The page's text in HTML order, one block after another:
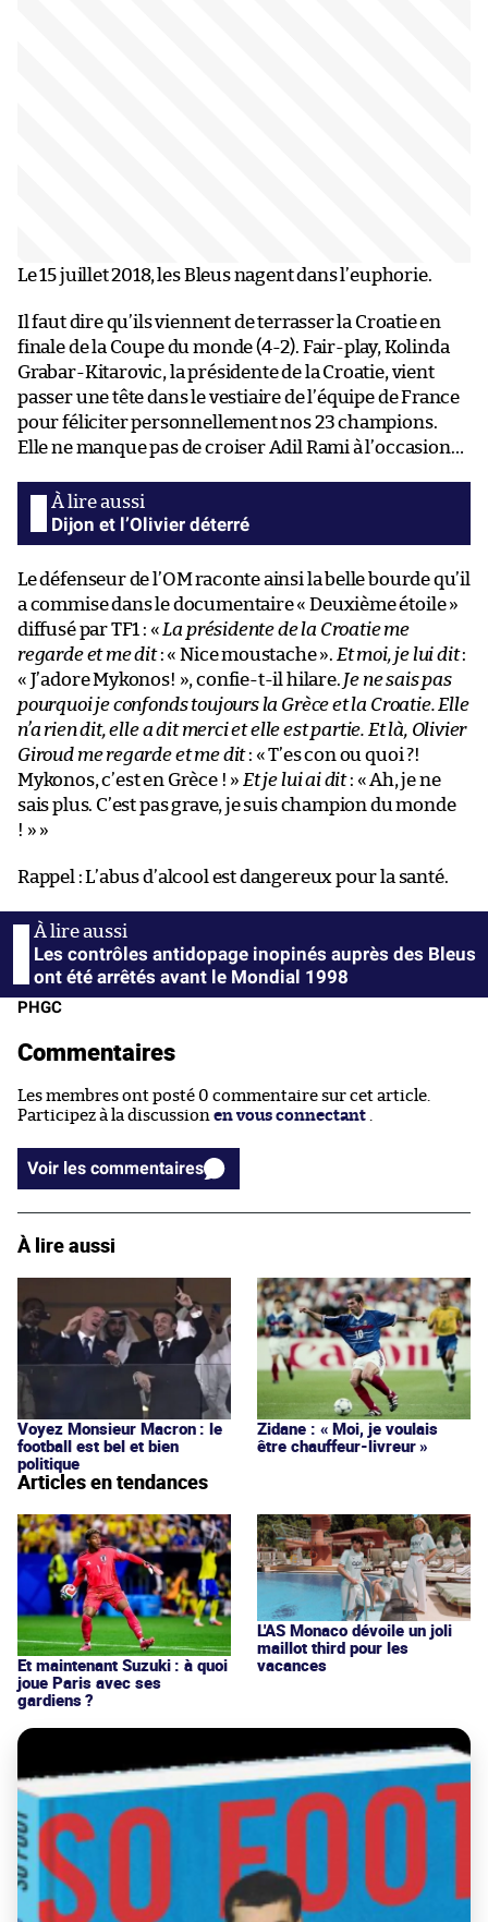
Le 15 juillet 2018, les Bleus nagent dans l’euphorie.
Il faut dire qu’ils viennent de terrasser la Croatie en
finale de la Coupe du monde (4-2). Fair-play, Kolinda
Grabar-Kitarovic, la présidente de la Croatie, vient
passer une tête dans le vestiaire de l’équipe de France
pour féliciter personnellement nos 23 champions.
Elle ne manque pas de croiser Adil Rami à l’occasion…
Dijon et l’Olivier déterré
Le défenseur de l’OM raconte ainsi la belle bourde qu’il
a commise dans le documentaire « Deuxième étoile »
diffusé par TF1 : « La présidente de la Croatie me
regarde et me dit: « Nice moustache ». Et moi, je lui dit:
« J’adore Mykonos! », confie-t-il hilare. Je ne sais pas
pourquoi je confonds toujours la Grèce et la Croatie. Elle
n’a rien dit, elle a dit merci et elle est partie. Et là, Olivier
Giroud me regarde et me dit: « T’es con ou quoi ?!
Mykonos, c’est en Grèce ! » Et je lui ai dit: « Ah, je ne
sais plus. C’est pas grave, je suis champion du monde
! » »
Rappel : L’abus d’alcool est dangereux pour la santé.
Les contrôles antidopage inopinés auprès des Bleus
ont été arrêtés avant le Mondial 1998
PHGC
Commentaires
Les membres ont posté 0 commentaire sur cet article.
Participez à la discussion en vous connectant .
Voir les commentaires
À lire aussi
Voyez Monsieur Macron : le
football est bel et bien
politique
Zidane : « Moi, je voulais
être chauffeur-livreur »
Articles en tendances
Et maintenant Suzuki : à quoi
joue Paris avec ses
gardiens ?
L'AS Monaco dévoile un joli
maillot third pour les
vacances